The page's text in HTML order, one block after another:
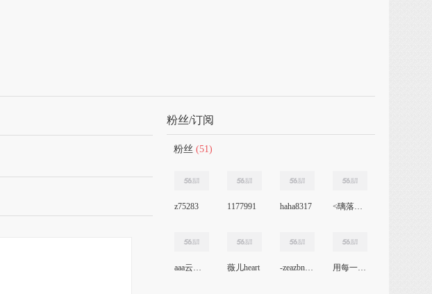
粉丝/订阅
粉丝 (51)
z75283 1177991 haha8317 ≮璃落★幽客≯
aaa云数据时代 薇儿heart -zeazbnvtbj 用每一个呼吸爱